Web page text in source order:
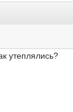
утеплялись?